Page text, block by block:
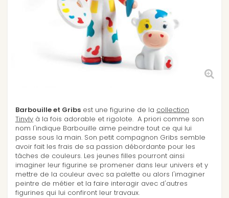
Barbouille et Gribs est une figurine de la collection
Tinyly à la fois adorable et rigolote. A priori comme son
nom l'indique Barbouille aime peindre tout ce qui lui
passe sous la main. Son petit compagnon Gribs semble
avoir fait les frais de sa passion débordante pour les
tâches de couleurs. Les jeunes filles pourront ainsi
imaginer leur figurine se promener dans leur univers et y
mettre de la couleur avec sa palette ou alors l'imaginer
peintre de métier et la faire interagir avec d'autres
figurines qui lui confiront leur travaux.